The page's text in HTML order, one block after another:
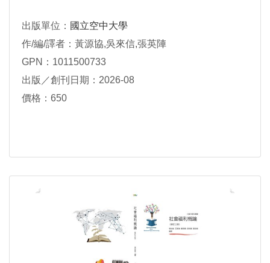
出版單位： 國立空中大學
作/編/譯者：黃源協,吳來信,張英陣
GPN：1011500733
出版／創刊日期：2026-08
價格：650